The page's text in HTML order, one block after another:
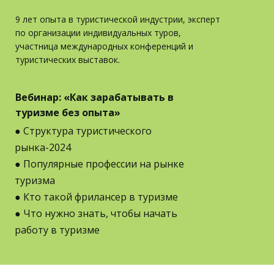
9 лет опыта в туристической индустрии, эксперт
по организации индивидуальных туров,
участница международных конференций и
туристических выставок.
● Структура туристического
рынка-2024
● Популярные профессии на рынке
туризма
● Кто такой фрилансер в туризме
● Что нужно знать, чтобы начать
работу в туризме
Вебинар: «Как зарабатывать в
туризме без опыта»